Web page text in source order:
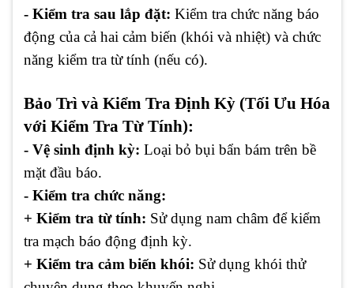
- Kiểm tra sau lắp đặt: Kiểm tra chức năng báo
động của cả hai cảm biến (khói và nhiệt) và chức
năng kiểm tra từ tính (nếu có).
Bảo Trì và Kiểm Tra Định Kỳ (Tối Ưu Hóa
với Kiểm Tra Từ Tính):
- Vệ sinh định kỳ: Loại bỏ bụi bẩn bám trên bề
mặt đầu báo.
- Kiểm tra chức năng:
+ Kiểm tra từ tính: Sử dụng nam châm để kiểm
tra mạch báo động định kỳ.
+ Kiểm tra cảm biến khói: Sử dụng khói thử